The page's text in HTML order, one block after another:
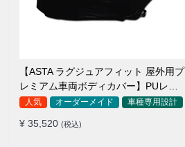
【ASTA ラグジュアフィット 屋外用プ
レミアム車両ボディカバー】PUレザ
ー製 オーダーメイド 高級感 裏起毛車
人気 オーダーメイド 車種専用設計
¥ 35,520 (税込)